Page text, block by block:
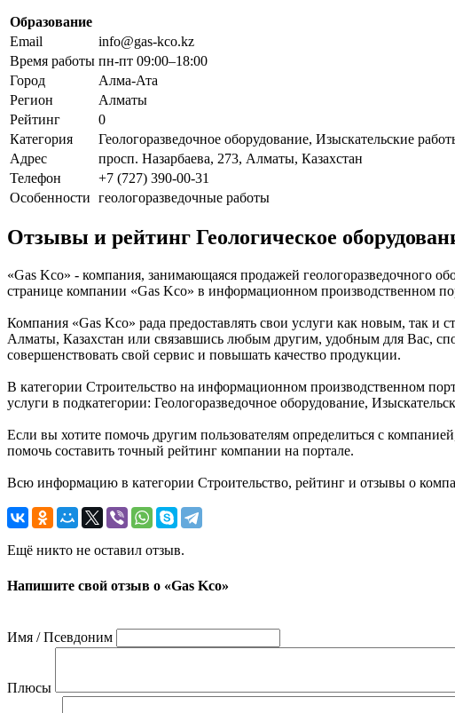
Образование
Email
info@gas-kco.kz
Время работы пн-пт 09:00–18:00
Город
Алма-Ата
Регион
Алматы
Рейтинг
0
Категория
Геологоразведочное оборудование, Изыскательские
Адрес
просп. Назарбаева, 273, Алматы, Казахстан
Телефон
+7 (727) 390-00-31
Особенности геологоразведочные работы
Отзывы и рейтинг Геологическое
«Gas Kco» - компания, занимающаяся продажей геологоразведочного
странице компании «Gas Kco» в информационном производственном
Компания «Gas Kco» рада предоставлять свои услуги как новым, так
Алматы, Казахстан или связавшись любым другим, удобным для Вас,
совершенствовать свой сервис и повышать качество продукции.
В категории Строительство на информационном производственном
услуги в подкатегории: Геологоразведочное оборудование,
Если вы хотите помочь другим пользователям определиться с
помочь составить точный рейтинг компании на портале.
Всю информацию в категории Строительство, рейтинг и отзывы о
Ещё никто не оставил отзыв.
Напишите свой отзыв о «Gas Kco»
Имя / Псевдоним
Плюсы